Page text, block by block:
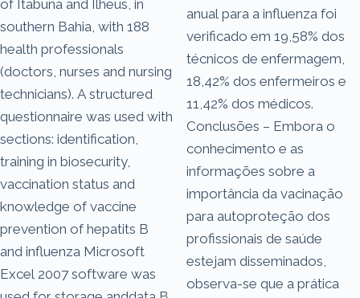
of Itabuna and Ilheus, in
southern Bahia, with 188
health professionals
(doctors, nurses and nursing
technicians). A structured
questionnaire was used with
sections: identification,
training in biosecurity,
vaccination status and
knowledge of vaccine
prevention of hepatits B
and influenza Microsoft
Excel 2007 software was
anual para a influenza foi
verificado em 19,58% dos
técnicos de enfermagem,
18,42% dos enfermeiros e
11,42% dos médicos.
Conclusões – Embora o
conhecimento e as
informações sobre a
importância da vacinação
para autoproteção dos
profissionais de saúde
estejam disseminados,
observa-se que a prática